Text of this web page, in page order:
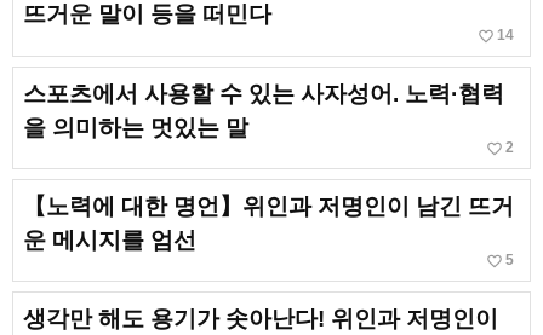
뜨거운 말이 등을 떠민다
favorite_border 14
스포츠에서 사용할 수 있는 사자성어. 노력·협력
을 의미하는 멋있는 말
favorite_border 2
【노력에 대한 명언】위인과 저명인이 남긴 뜨거
운 메시지를 엄선
favorite_border 5
생각만 해도 용기가 솟아난다! 위인과 저명인이